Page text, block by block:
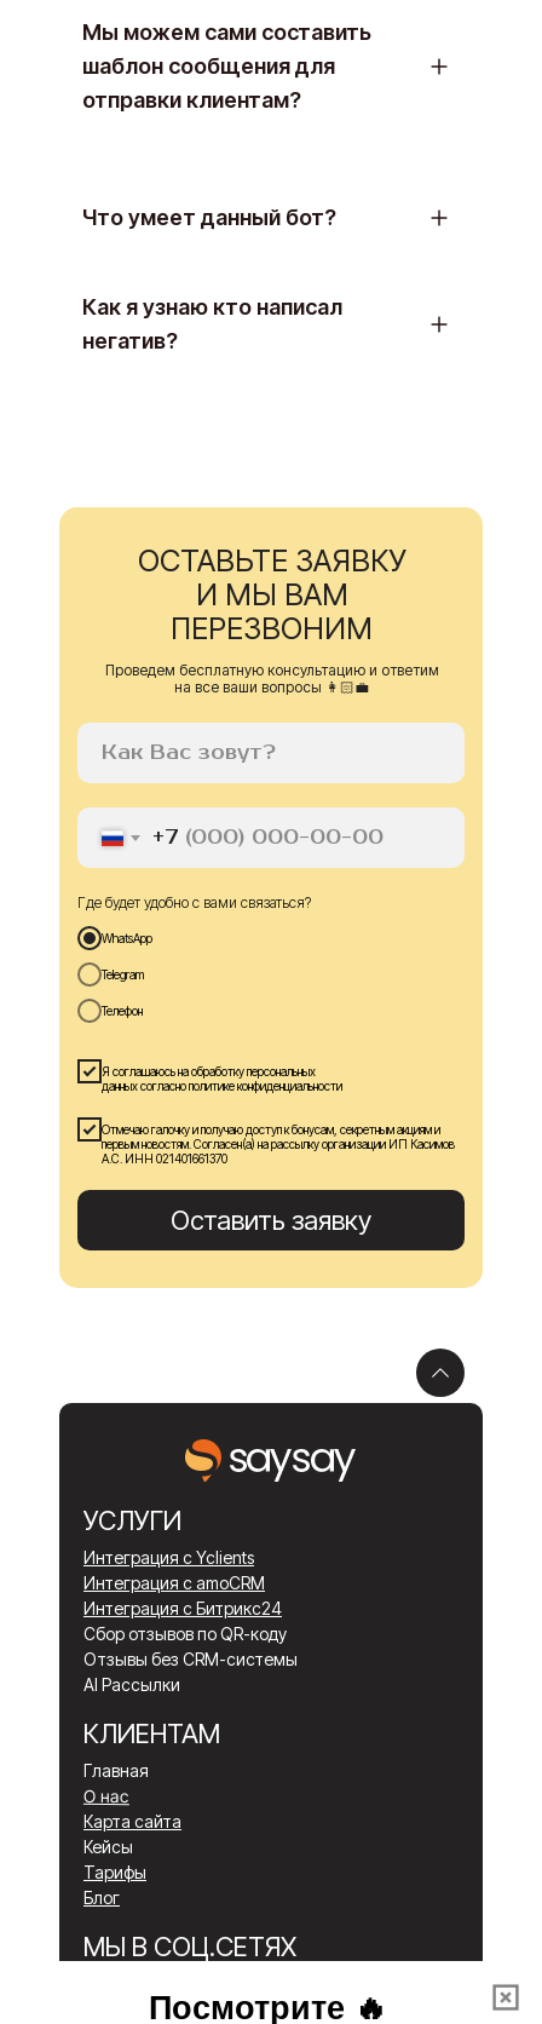
Мы можем сами составить
шаблон сообщения для
отправки клиентам?
Что умеет данный бот?
Как я узнаю кто написал
негатив?
Проведем бесплатную консультацию и ответим
на все ваши вопросы 👩🏻‍💼
ОСТАВЬТЕ ЗАЯВКУ
И МЫ ВАМ
ПЕРЕЗВОНИМ
+7
Где будет удобно с вами связаться?
WhatsApp
Telegram
Телефон
Я соглашаюсь на обработку персональных
данных согласно политике конфиденциальности
Отмечаю галочку и получаю доступ к бонусам, секретным акциям и
первым новостям. Согласен(а) на рассылку организации ИП Касимов
А.С. ИНН 021401661370
Оставить заявку
УСЛУГИ
Интеграция с Yclients
Интеграция с amoCRM
Интеграция с Битрикс24
Сбор отзывов по QR-коду
Отзывы без CRM-системы
AI Рассылки
КЛИЕНТАМ
Главная
О нас
Карта сайта
Кейсы
Тарифы
Блог
МЫ В СОЦ.СЕТЯХ